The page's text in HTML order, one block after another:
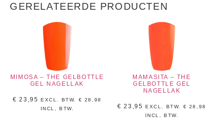
GERELATEERDE PRODUCTEN
MIMOSA – THE GELBOTTLE
GEL NAGELLAK
€ 23,95 EXCL. BTW. € 28,98
INCL, BTW.
MAMASITA – THE
GELBOTTLE GEL
NAGELLAK
€ 23,95 EXCL. BTW. € 28,98
INCL, BTW.